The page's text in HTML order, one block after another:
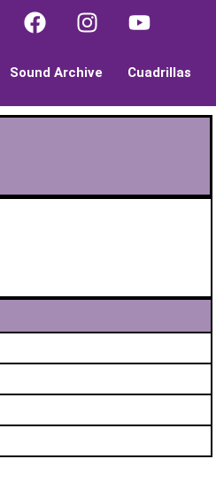
Sound Archive Cuadrillas